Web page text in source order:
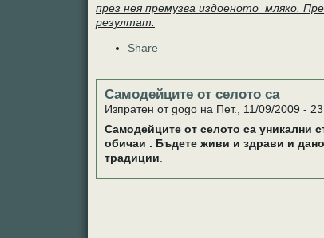
през нея премузва издоеното мляко.
резултат.
Share
Самодейците от селото са
Изпратен от gogo на Пет., 11/09/2009 -
Самодейците от селото са уникални
обичаи . Бъдете живи и здрави и
традиции